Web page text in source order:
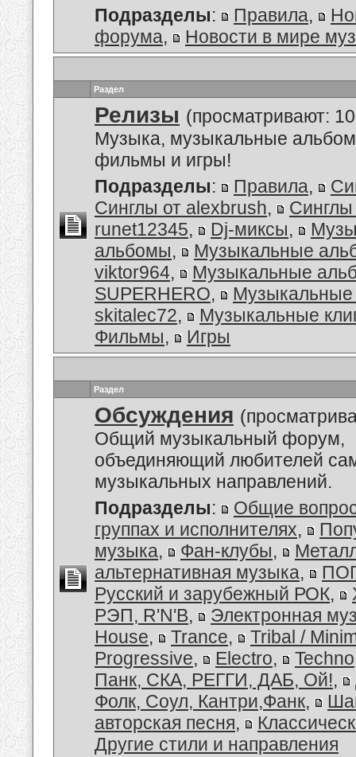
Подразделы: Правила,
форума, Новости в мире
Раздел
Релизы (просматривают:
Музыка, музыкальные
фильмы и игры!
Подразделы: Правила,
Синглы от alexbrush,
Синглы
runet12345, Dj-миксы,
альбомы,
Музыкальные
viktor964,
Музыкальные
SUPERHERO,
skitalec72,
Музыкальные
Фильмы, Игры
Раздел
Обсуждения
Общий музыкальный форум,
объединяющий любителей
музыкальных направлений.
Подразделы:
Общие
группах и исполнителях,
музыка, Фан-клубы,
альтернативная музыка,
Русский и зарубежный РОК,
РЭП, R'N'B,
Электронная
House, Trance,
Tribal /
Progressive, Electro, Techno
Панк, СКА, РЕГГИ, ДАБ, Ой!,
Фолк, Соул, Кантри,Фанк,
авторская песня,
Другие стили и направления